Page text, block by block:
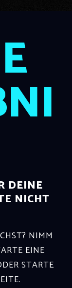
DEINE
NICHT
NIMM
EINE
STARTE
.